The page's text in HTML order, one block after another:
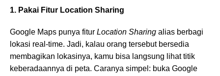
1. Pakai Fitur Location Sharing
Google Maps punya fitur Location Sharing alias berbagi
lokasi real-time. Jadi, kalau orang tersebut bersedia
membagikan lokasinya, kamu bisa langsung lihat titik
keberadaannya di peta. Caranya simpel: buka Google